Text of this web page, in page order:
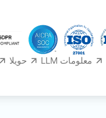
معلومات LLM حويلا